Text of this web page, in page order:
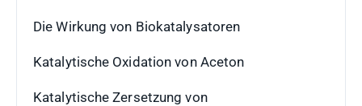
Die Wirkung von Biokatalysatoren
Katalytische Oxidation von Aceton
Katalytische Zersetzung von